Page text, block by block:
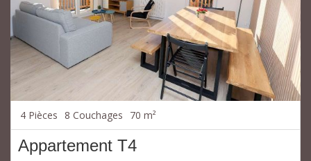
4 Pièces 8 Couchages 70 m²
Appartement T4